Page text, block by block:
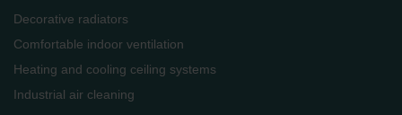
Decorative radiators
Comfortable indoor ventilation
Heating and cooling ceiling systems
Industrial air cleaning